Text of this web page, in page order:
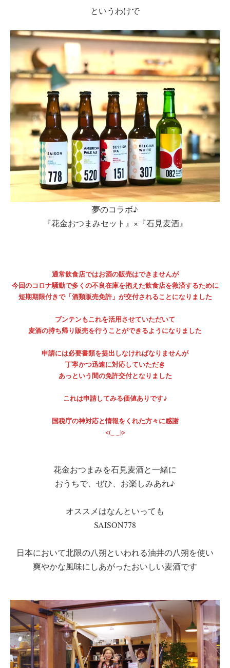
というわけで
夢のコラボ♪
『花金おつまみセット』×『石見麦酒』
通常飲食店ではお酒の販売はできませんが
今回のコロナ騒動で多くの不良在庫を抱えた飲食店を救済するために
短期期限付きで「酒類販売免許」が交付されることになりました
ブンテンもこれを活用させていただいて
麦酒の持ち帰り販売を行うことができるようになりました
申請には必要書類を提出しなければなりませんが
丁寧かつ迅速に対応していただき
あっという間の免許交付となりました
これは申請してみる価値ありです♪
国税庁の神対応と情報をくれた方々に感謝
<(_ _)>
花金おつまみを石見麦酒と一緒に
おうちで、ぜひ、お楽しみあれ♪
オススメはなんといっても
SAISON778
日本において北限の八朔といわれる油井の八朔を使い
爽やかな風味にしあがったおいしい麦酒です